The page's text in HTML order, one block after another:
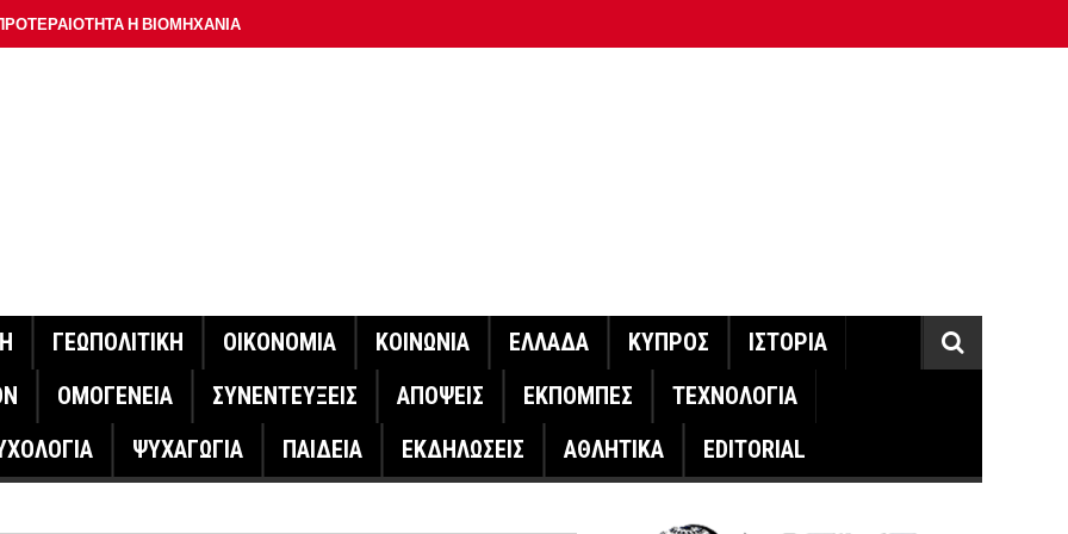
Η ΒΙΟΜΗΧΑΝΙΑ
Η ΠΛΑΤΦΟΡΜΑ
ΣΑΝ ΣΗΜΕΡΑ
Ο ΜΗΤΣΟΤΑΚΗΣ ΓΙΑ ΤΟΥΣ ΠΥΡΟΠΛΗΚΤΟΥΣ
ΕΡΕΥΝΗΤΗΣ ΣΤΗ ΔΑΝΙΑ ΣΧΕΔΙΑΖΕΙ DRONE ΓΙΑ ΤΗ
ΓΕΩΠΟΛΙΤΙΚΗ ΟΙΚΟΝΟΜΙΑ ΚΟΙΝΩΝΙΑ ΕΛΛΑΔΑ ΚΥΠΡΟΣ
ΙΣΤΟΡΙΑ
ΟΜΟΓΕΝΕΙΑ ΣΥΝΕΝΤΕΥΞΕΙΣ ΑΠΟΨΕΙΣ ΕΚΠΟΜΠΕΣ
ΤΕΧΝΟΛΟΓΙΑ
ΨΥΧΑΓΩΓΙΑ ΠΑΙΔΕΙΑ ΕΚΔΗΛΩΣΕΙΣ ΑΘΛΗΤΙΚΑ EDITORIAL